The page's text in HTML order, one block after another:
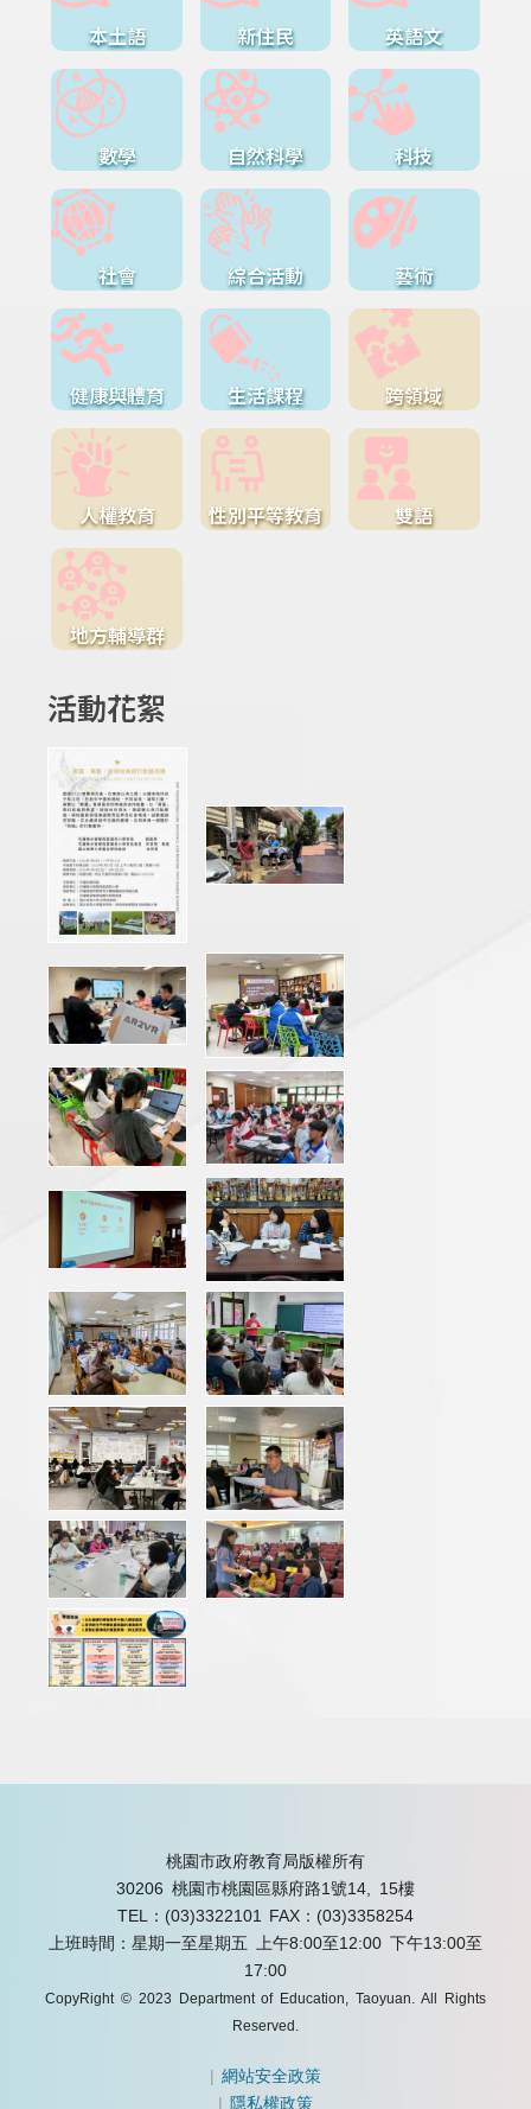
本土語 新住民 英語文
數學 自然科學 科技
社會 綜合活動 藝術
健康與體育 生活課程 跨領域
人權教育 性別平等教育 雙語
地方輔導群
活動花絮
桃園市政府教育局版權所有
30206 桃園市桃園區縣府路1號14, 15樓
TEL：(03)3322101
FAX：(03)3358254
上班時間：星期一至星期五 上午8:00至12:00 下午13:00至
17:00
CopyRight © 2023 Department of Education, Taoyuan. All Rights
Reserved.
|網站安全政策
|隱私權政策